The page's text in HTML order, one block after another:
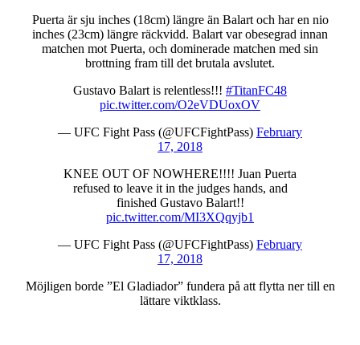
Puerta är sju inches (18cm) längre än Balart och har en nio
inches (23cm) längre räckvidd. Balart var obesegrad innan
matchen mot Puerta, och dominerade matchen med sin
brottning fram till det brutala avslutet.
Gustavo Balart is relentless!!! #TitanFC48
pic.twitter.com/O2eVDUoxOV
— UFC Fight Pass (@UFCFightPass) February
17, 2018
KNEE OUT OF NOWHERE!!!! Juan Puerta
refused to leave it in the judges hands, and
finished Gustavo Balart!!
pic.twitter.com/MI3XQqyjb1
— UFC Fight Pass (@UFCFightPass) February
17, 2018
Möjligen borde ”El Gladiador” fundera på att flytta ner till en
lättare viktklass.